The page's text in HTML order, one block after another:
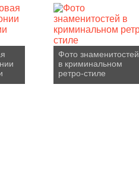
Фото знаменитостей
в криминальном
ретро-стиле